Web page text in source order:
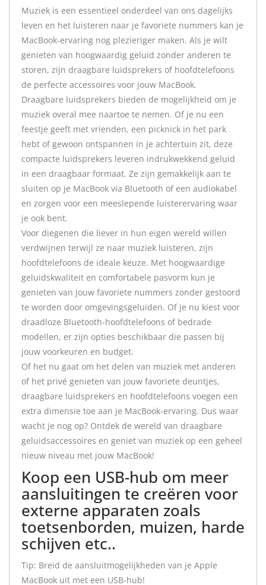
Muziek is een essentieel onderdeel van ons dagelijks
leven en het luisteren naar je favoriete nummers kan je
MacBook-ervaring nog plezieriger maken. Als je wilt
genieten van hoogwaardig geluid zonder anderen te
storen, zijn draagbare luidsprekers of hoofdtelefoons
de perfecte accessoires voor jouw MacBook.
Draagbare luidsprekers bieden de mogelijkheid om je
muziek overal mee naartoe te nemen. Of je nu een
feestje geeft met vrienden, een picknick in het park
hebt of gewoon ontspannen in je achtertuin zit, deze
compacte luidsprekers leveren indrukwekkend geluid
in een draagbaar formaat. Ze zijn gemakkelijk aan te
sluiten op je MacBook via Bluetooth of een audiokabel
en zorgen voor een meeslepende luisterervaring waar
je ook bent.
Voor diegenen die liever in hun eigen wereld willen
verdwijnen terwijl ze naar muziek luisteren, zijn
hoofdtelefoons de ideale keuze. Met hoogwaardige
geluidskwaliteit en comfortabele pasvorm kun je
genieten van jouw favoriete nummers zonder gestoord
te worden door omgevingsgeluiden. Of je nu kiest voor
draadloze Bluetooth-hoofdtelefoons of bedrade
modellen, er zijn opties beschikbaar die passen bij
jouw voorkeuren en budget.
Of het nu gaat om het delen van muziek met anderen
of het privé genieten van jouw favoriete deuntjes,
draagbare luidsprekers en hoofdtelefoons voegen een
extra dimensie toe aan je MacBook-ervaring. Dus waar
wacht je nog op? Ontdek de wereld van draagbare
geluidsaccessoires en geniet van muziek op een geheel
nieuw niveau met jouw MacBook!
Koop een USB-hub om meer
aansluitingen te creëren voor
externe apparaten zoals
toetsenborden, muizen, harde
schijven etc..
Tip: Breid de aansluitmogelijkheden van je Apple
MacBook uit met een USB-hub!